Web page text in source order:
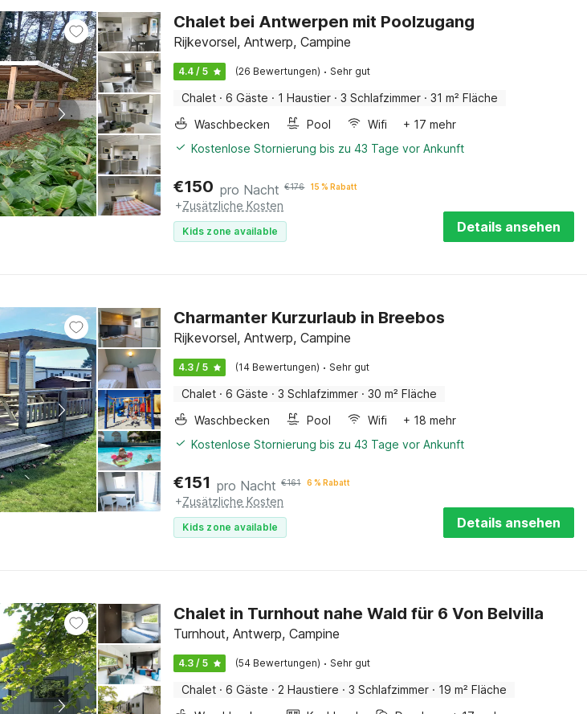
Chalet bei Antwerpen mit Poolzugang
Rijkevorsel, Antwerp, Campine
4.4 / 5 (26 Bewertungen) · Sehr gut
Chalet · 6 Gäste · 1 Haustier · 3 Schlafzimmer · 31 m² Fläche
Waschbecken
Pool Wifi
+ 17 mehr
Kostenlose Stornierung bis zu 43 Tage vor Ankunft
€150 pro Nacht €176 15 % Rabatt
+Zusätzliche Kosten
Kids zone available Details ansehen
Charmanter Kurzurlaub in Breebos
Rijkevorsel, Antwerp, Campine
4.3 / 5 (14 Bewertungen) · Sehr gut
Chalet · 6 Gäste · 3 Schlafzimmer · 30 m² Fläche
Waschbecken
Pool Wifi
+ 18 mehr
Kostenlose Stornierung bis zu 43 Tage vor Ankunft
€151 pro Nacht €161 6 % Rabatt
+Zusätzliche Kosten
Kids zone available Details ansehen
Chalet in Turnhout nahe Wald für 6 Von Belvilla
Turnhout, Antwerp, Campine
4.3 / 5 (54 Bewertungen) · Sehr gut
Chalet · 6 Gäste · 2 Haustiere · 3 Schlafzimmer · 19 m² Fläche